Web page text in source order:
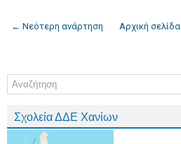
← Νεότερη ανάρτηση Αρχική σελίδα
Σχολεία ΔΔΕ Χανίων